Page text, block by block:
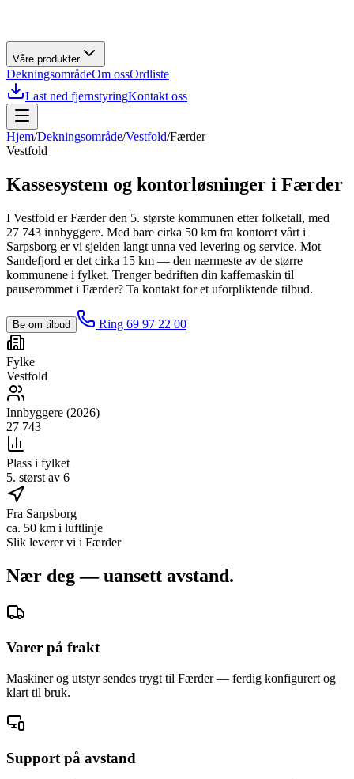
Våre produkter
DekningsområdeOm ossOrdliste
Last ned fjernstyringKontakt oss
Hjem/Dekningsområde/Vestfold/Færder
Vestfold
Kassesystem og kontorløsninger i Færder
I Vestfold er Færder den 5. største kommunen etter folketall, med
27 743 innbyggere. Med bare cirka 50 km fra kontoret vårt i
Sarpsborg er vi sjelden langt unna ved levering og service. Mot
Sandefjord er det cirka 15 km — den nærmeste av de større
kommunene i fylket. Trenger bedriften din kaffemaskin til
pauserommet i Færder? Ta kontakt for et uforpliktende tilbud.
Be om tilbud Ring 69 97 22 00
Fylke
Vestfold
Innbyggere (2026)
27 743
Plass i fylket
5. størst av 6
Fra Sarpsborg
ca. 50 km i luftlinje
Slik leverer vi i Færder
Nær deg — uansett avstand.
Varer på frakt
Maskiner og utstyr sendes trygt til Færder — ferdig konfigurert og
klart til bruk.
Support på avstand